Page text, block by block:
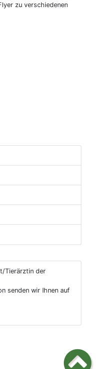
zu verschiedenen
Tierärztin der
senden wir Ihnen auf